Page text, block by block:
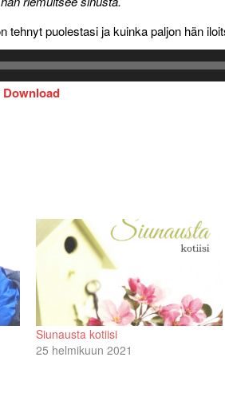
tehnyt puolestasi ja kuinka paljon hän
Download
Siunausta kotiisi
25 helmikuun 2021